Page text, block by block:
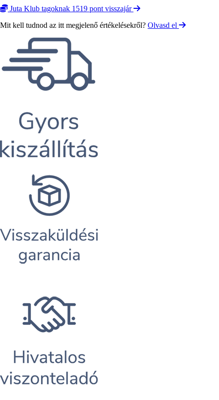
Juta Klub tagoknak 1519 pont visszajár
Mit kell tudnod az itt megjelenő értékelésekről? Olvasd el